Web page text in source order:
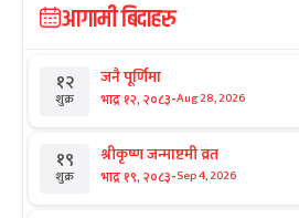
आगामी बिदाहरु
१२
शुक्र
जनै पूर्णिमा
भाद्र १२, २०८३-Aug 28, 2026
१९
शुक्र
श्रीकृष्ण जन्माष्टमी व्रत
भाद्र १९, २०८३-Sep 4, 2026